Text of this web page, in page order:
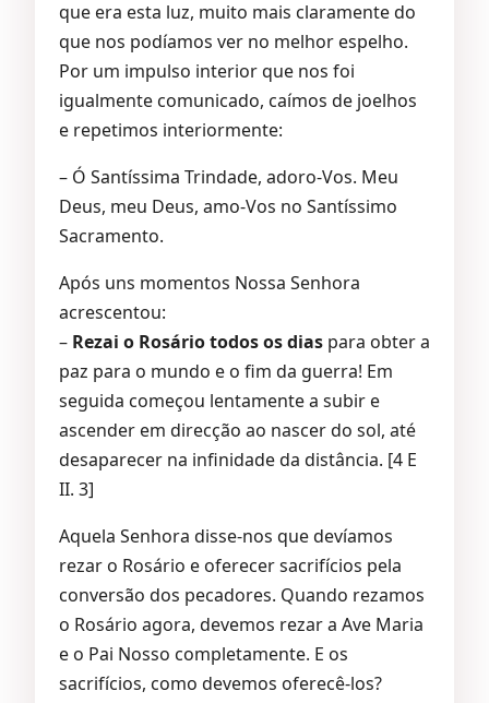
que era esta luz, muito mais claramente do
que nos podíamos ver no melhor espelho.
Por um impulso interior que nos foi
igualmente comunicado, caímos de joelhos
e repetimos interiormente:
– Ó Santíssima Trindade, adoro-Vos. Meu
Deus, meu Deus, amo-Vos no Santíssimo
Sacramento.
Após uns momentos Nossa Senhora
acrescentou:
– Rezai o Rosário todos os diaspara obter a
paz para o mundo e o fim da guerra! Em
seguida começou lentamente a subir e
ascender em direcção ao nascer do sol, até
desaparecer na infinidade da distância. [4 E
II. 3]
Aquela Senhora disse-nos que devíamos
rezar o Rosário e oferecer sacrifícios pela
conversão dos pecadores. Quando rezamos
o Rosário agora, devemos rezar a Ave Maria
e o Pai Nosso completamente. E os
sacrifícios, como devemos oferecê-los?